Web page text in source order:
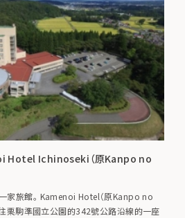
Hotel Ichinoseki（原Kanpo no
家旅館。 Kamenoi Hotel（原Kanpo no
栗駒準國立公園的342號公路沿線的一座